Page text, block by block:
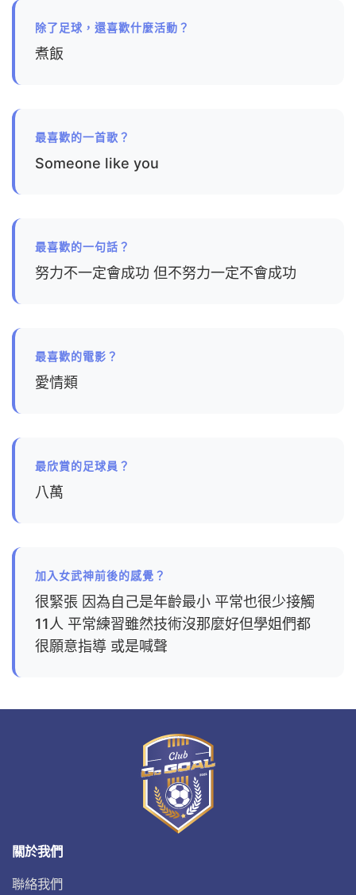
除了足球，還喜歡什麼活動？
煮飯
最喜歡的一首歌？
Someone like you
最喜歡的一句話？
努力不一定會成功 但不努力一定不會成功
最喜歡的電影？
愛情類
最欣賞的足球員？
八萬
加入女武神前後的感覺？
很緊張 因為自己是年齡最小 平常也很少接觸
11人 平常練習雖然技術沒那麼好但學姐們都
很願意指導 或是喊聲
關於我們
聯絡我們